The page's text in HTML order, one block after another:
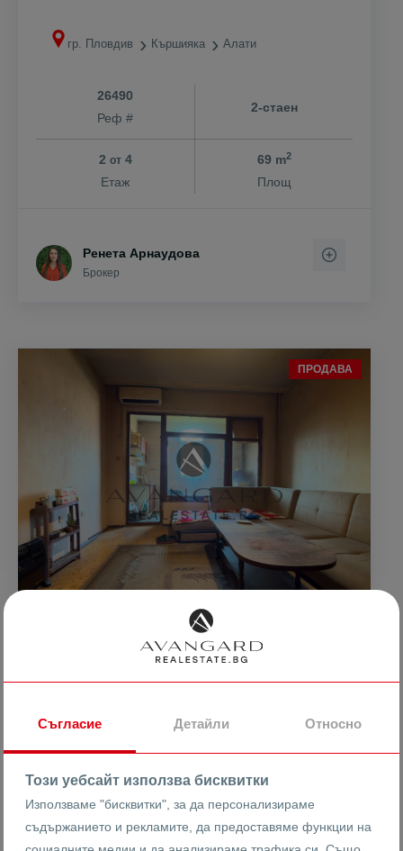
гр. Пловдив Кършияка Алати
26490
Реф #
2-стаен
2 от4
Етаж
69 m2
Площ
Ренета Арнаудова
Брокер
ПРОДАВА
152552.78 лв
1300 €
2542.58 лв
гр. Пловдив Кючук Париж
26489
Реф #
3-стаен
Съгласие Детайли Относно
Този уебсайт използва бисквитки
Използваме "бисквитки", за да персонализираме
съдържанието и рекламите, да предоставяме функции на